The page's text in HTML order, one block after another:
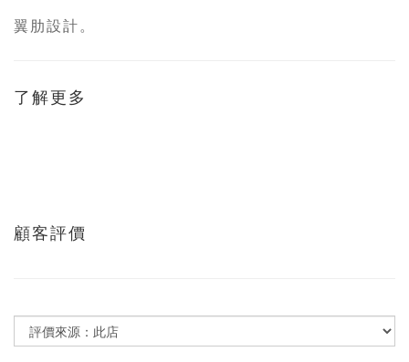
翼肋設計。
了解更多
顧客評價